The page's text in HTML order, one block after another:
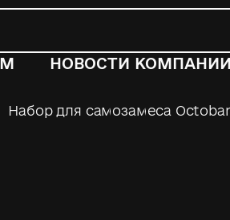
НОВОСТИ КОМПАНИИ
Набор для самозамеса Octobar